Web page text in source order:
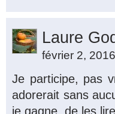
Laure
février 2,
Je participe, pas
adorerait sans
je gagne, de les